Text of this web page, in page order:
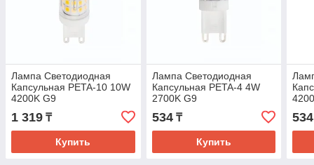
Лампа Светодиодная
Капсульная PETA-10 10W
4200K G9
1 319 ₸
Купить
Лампа Светодиодная
Капсульная PETA-4 4W
2700K G9
534₸
Купить
534